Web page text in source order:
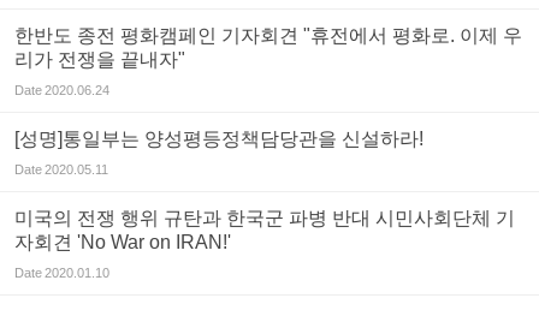
한반도 종전 평화캠페인 기자회견 "휴전에서 평화로. 이제 우
리가 전쟁을 끝내자"
Date2020.06.24
[성명]통일부는 양성평등정책담당관을 신설하라!
Date2020.05.11
미국의 전쟁 행위 규탄과 한국군 파병 반대 시민사회단체 기
자회견 'No War on IRAN!'
Date2020.01.10